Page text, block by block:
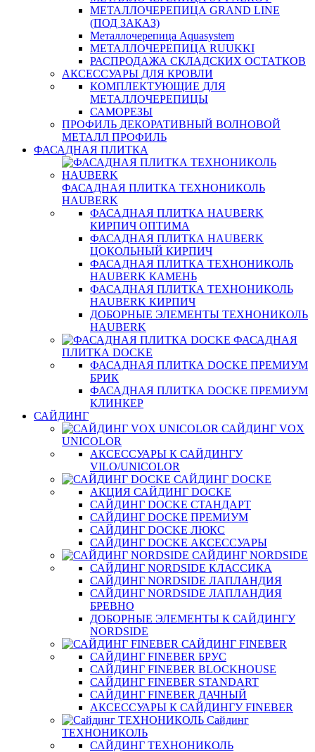
МЕТАЛЛОЧЕРЕПИЦА GRAND LINE
(ПОД ЗАКАЗ)
Металлочерепица Aquasystem
МЕТАЛЛОЧЕРЕПИЦА RUUKKI
РАСПРОДАЖА СКЛАДСКИХ ОСТАТКОВ
АКСЕССУАРЫ ДЛЯ КРОВЛИ
КОМПЛЕКТУЮЩИЕ ДЛЯ
МЕТАЛЛОЧЕРЕПИЦЫ
САМОРЕЗЫ
ПРОФИЛЬ ДЕКОРАТИВНЫЙ ВОЛНОВОЙ
МЕТАЛЛ ПРОФИЛЬ
ФАСАДНАЯ ПЛИТКА
ФАСАДНАЯ ПЛИТКА ТЕХНОНИКОЛЬ
HAUBERK
ФАСАДНАЯ ПЛИТКА HAUBERK
КИРПИЧ ОПТИМА
ФАСАДНАЯ ПЛИТКА HAUBERK
ЦОКОЛЬНЫЙ КИРПИЧ
ФАСАДНАЯ ПЛИТКА ТЕХНОНИКОЛЬ
HAUBERK КАМЕНЬ
ФАСАДНАЯ ПЛИТКА ТЕХНОНИКОЛЬ
HAUBERK КИРПИЧ
ДОБОРНЫЕ ЭЛЕМЕНТЫ ТЕХНОНИКОЛЬ
HAUBERK
ФАСАДНАЯ
ПЛИТКА DOCKE
ФАСАДНАЯ ПЛИТКА DOCKE ПРЕМИУМ
БРИК
ФАСАДНАЯ ПЛИТКА DOCKE ПРЕМИУМ
КЛИНКЕР
САЙДИНГ
САЙДИНГ VOX
UNICOLOR
АКСЕССУАРЫ К САЙДИНГУ
VILO/UNICOLOR
САЙДИНГ DOCKE
АКЦИЯ САЙДИНГ DOCKE
САЙДИНГ DOCKE СТАНДАРТ
САЙДИНГ DOCKE ПРЕМИУМ
САЙДИНГ DOCKE ЛЮКС
САЙДИНГ DOCKE АКСЕССУАРЫ
САЙДИНГ NORDSIDE
САЙДИНГ NORDSIDE КЛАССИКА
САЙДИНГ NORDSIDE ЛАПЛАНДИЯ
САЙДИНГ NORDSIDE ЛАПЛАНДИЯ
БРЕВНО
ДОБОРНЫЕ ЭЛЕМЕНТЫ К САЙДИНГУ
NORDSIDE
САЙДИНГ FINEBER
САЙДИНГ FINEBER БРУС
САЙДИНГ FINEBER BLOCKHOUSE
САЙДИНГ FINEBER STANDART
САЙДИНГ FINEBER ДАЧНЫЙ
АКСЕССУАРЫ К САЙДИНГУ FINEBER
Сайдинг
ТЕХНОНИКОЛЬ
САЙДИНГ ТЕХНОНИКОЛЬ